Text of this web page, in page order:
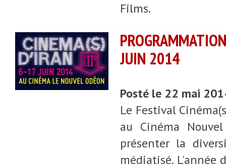
Films.
JUIN 2014
Posté le 22 mai
Le Festival
au Cinéma
présenter la
médiatisé. L'année